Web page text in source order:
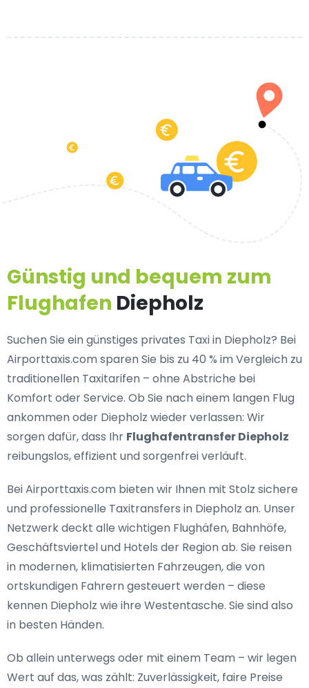
Günstig und bequem zum
Flughafen Diepholz
Suchen Sie eingünstiges privates Taxi in Diepholz? Bei
Airporttaxis.com sparen Sie bis zu 40 % im Vergleich zu
traditionellen Taxitarifen – ohne Abstriche bei
Komfort oder Service. Ob Sie nach einem langen Flug
ankommen oder Diepholz wieder verlassen: Wir
sorgen dafür, dass Ihr Flughafentransfer Diepholz
reibungslos, effizient und sorgenfrei verläuft.
Bei Airporttaxis.com bieten wir Ihnen mit Stolz sichere
und professionelle Taxitransfers in Diepholz an. Unser
Netzwerk deckt alle wichtigen Flughäfen, Bahnhöfe,
Geschäftsviertel und Hotels der Region ab. Sie reisen
in modernen, klimatisierten Fahrzeugen, die von
ortskundigen Fahrern gesteuert werden – diese
kennen Diepholz wie ihre Westentasche. Sie sind also
in besten Händen.
Ob allein unterwegs oder mit einem Team – wir legen
Wert auf das, was zählt: Zuverlässigkeit, faire Preise